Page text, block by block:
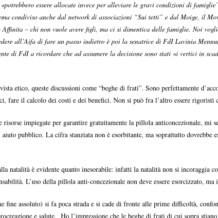
essere allocate invece per alleviare le gravi condizioni di
condiviso anche dal network di associazioni “Sui tetti” e dal Moige, il
– chi non vuole avere figli, ma ci si dimentica delle famiglie. Noi
all’Aifa di fare un passo indietro è poi la senatrice di FdI Lavinia
di FdI a ricordare che ad assumere la decisione sono stati «i vertici in
etico, queste discussioni come “beghe di frati”. Sono perfettamente
fare il calcolo dei costi e dei benefici. Non si può fra l’altro essere
impiegate per garantire gratuitamente la pillola anticoncezionale, mi
pubblico. La cifra stanziata non è esorbitante, ma soprattutto dovrebbe
natalità è evidente quanto inesorabile: infatti la natalità non si incoraggia
L’uso della pillola anti-concezionale non deve essere esorcizzato,
fine assoluto) si fa poca strada e si cade di fronte alle prime difficoltà,
e salute. Ho l’impressione che le beghe di frati di cui sopra